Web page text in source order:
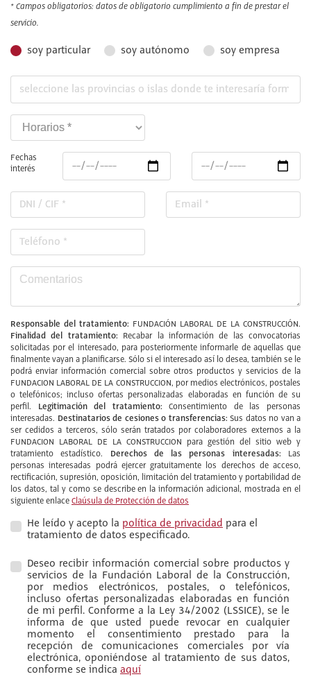
* Campos obligatorios: datos de obligatorio cumplimiento a fin de prestar el
servicio.
soy particular soy autónomo soy empresa
Fechas
interés
Responsable del tratamiento: FUNDACIÓN LABORAL DE LA CONSTRUCCIÓN.
Finalidad del tratamiento: Recabar la información de las convocatorias
solicitadas por el interesado, para posteriormente informarle de aquellas que
finalmente vayan a planificarse. Sólo si el interesado así lo desea, también se le
podrá enviar información comercial sobre otros productos y servicios de la
FUNDACION LABORAL DE LA CONSTRUCCION, por medios electrónicos, postales
o telefónicos; incluso ofertas personalizadas elaboradas en función de su
perfil.
Legitimación del tratamiento: Consentimiento de las personas
interesadas. Destinatarios de cesiones o transferencias: Sus datos no van a
ser cedidos a terceros, sólo serán tratados por colaboradores externos a la
FUNDACION LABORAL DE LA CONSTRUCCION para gestión del sitio web y
tratamiento estadístico.
Derechos de las personas interesadas: Las
personas interesadas podrá ejercer gratuitamente los derechos de acceso,
rectificación, supresión, oposición, limitación del tratamiento y portabilidad de
los datos, tal y como se describe en la información adicional, mostrada en el
siguiente enlace Claúsula de Protección de datos
He leído y acepto la política de privacidad para el
tratamiento de datos especificado.
Deseo recibir información comercial sobre productos y
servicios de la Fundación Laboral de la Construcción,
por medios electrónicos, postales, o telefónicos,
incluso ofertas personalizadas elaboradas en función
de mi perfil. Conforme a la Ley 34/2002 (LSSICE), se le
informa de que usted puede revocar en cualquier
momento el consentimiento prestado para la
recepción de comunicaciones comerciales por vía
electrónica, oponiéndose al tratamiento de sus datos,
conforme se indica aquí